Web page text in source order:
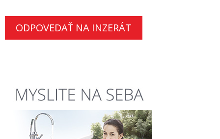
ODPOVEDAŤ NA INZERÁT